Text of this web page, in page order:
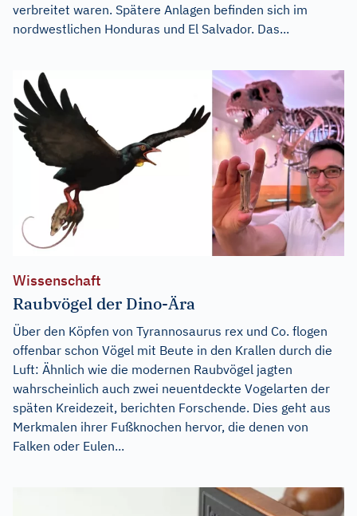
verbreitet waren. Spätere Anlagen befinden sich im
nordwestlichen Honduras und El Salvador. Das...
Wissenschaft
Raubvögel der Dino-Ära
Über den Köpfen von Tyrannosaurus rex und Co. flogen
offenbar schon Vögel mit Beute in den Krallen durch die
Luft: Ähnlich wie die modernen Raubvögel jagten
wahrscheinlich auch zwei neuentdeckte Vogelarten der
späten Kreidezeit, berichten Forschende. Dies geht aus
Merkmalen ihrer Fußknochen hervor, die denen von
Falken oder Eulen...